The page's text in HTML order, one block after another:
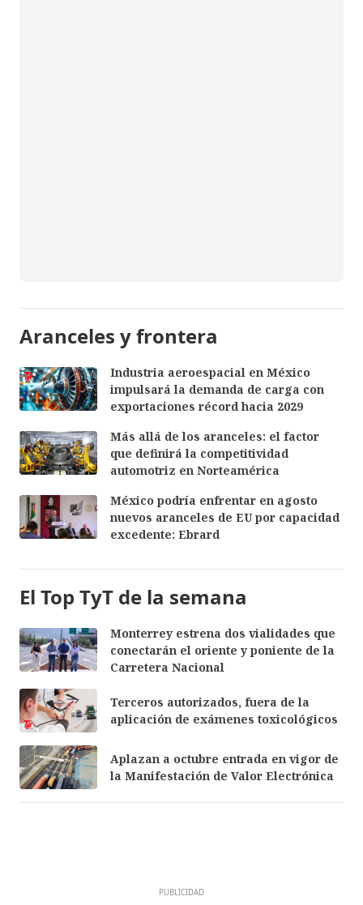
Aranceles y frontera
Industria aeroespacial en México
impulsará la demanda de carga con
exportaciones récord hacia 2029
Más allá de los aranceles: el factor
que definirá la competitividad
automotriz en Norteamérica
México podría enfrentar en agosto
nuevos aranceles de EU por capacidad
excedente: Ebrard
El Top TyT de la semana
Monterrey estrena dos vialidades que
conectarán el oriente y poniente de la
Carretera Nacional
Terceros autorizados, fuera de la
aplicación de exámenes toxicológicos
Aplazan a octubre entrada en vigor de
la Manifestación de Valor Electrónica
PUBLICIDAD